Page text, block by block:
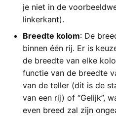
je niet in de
linkerkant).
Breedte kolom: De
binnen één rij. Er is
de breedte van elke
functie van de breedte
van de teller (dit is de
van een rij) of “Gelijk”,
even breed zal zijn